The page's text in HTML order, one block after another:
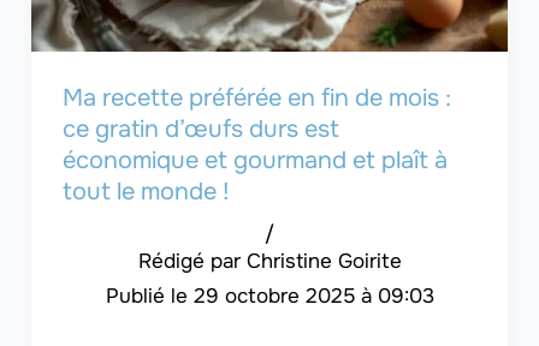
Ma recette préférée en fin de mois :
ce gratin d’œufs durs est
économique et gourmand et plaît à
tout le monde !
Christine Goirite
/
29 octobre 2025 à 09:03